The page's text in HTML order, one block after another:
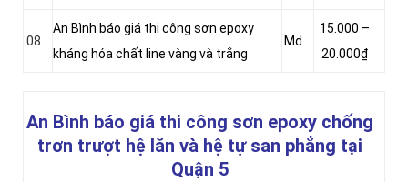
08
An Bình báo giá thi công sơn epoxy
kháng hóa chất line vàng và trắng
Md
15.000 –
20.000₫
An Bình báo giá thi công sơn epoxy chống
trơn trượt hệ lăn và hệ tự san phẳng tại
Quận 5